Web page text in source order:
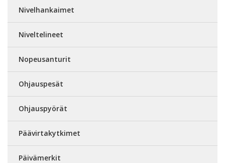
Nivelhankaimet
Niveltelineet
Nopeusanturit
Ohjauspesät
Ohjauspyörät
Päävirtakytkimet
Päivämerkit